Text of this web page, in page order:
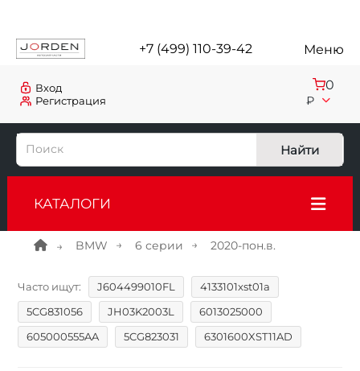
+7 (499) 110-39-42 Меню
Регистрация
Вход 0
₽
Найти
КАТАЛОГИ
BMW 6 серии 2020-пон.в.
Часто ищут: J604499010FL
4133101xst01a
5CG831056
JH03K2003L
6013025000
605000555AA
5CG823031 6301600XST11AD